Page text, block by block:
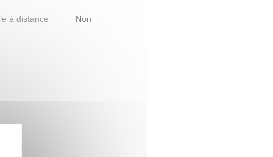
à distance Non